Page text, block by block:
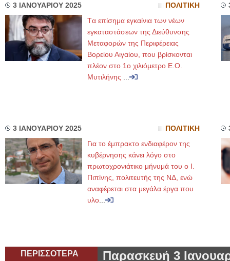
3 ΙΑΝΟΥΑΡΙΟΥ 2025 ΠΟΛΙΤΙΚΗ
Tα επίσημα εγκαίνια των νέων
εγκαταστάσεων της Διεύθυνσης
Μεταφορών της Περιφέρειας
Βορείου Αιγαίου, που βρίσκονται
πλέον στο 1ο χιλιόμετρο Ε.Ο.
Μυτιλήνης
3 ΙΑΝΟΥΑΡΙΟΥ 2025 ΠΟΛΙΤΙΚΗ
Για το έμπρακτο ενδιαφέρον της
κυβέρνησης κάνει λόγο στο
πρωτοχρονιάτικο μήνυμά του ο Ι.
Πιπίνης, πολιτευτής της ΝΔ, ενώ
αναφέρεται στα μεγάλα έργα που
υλο
ΠΕΡΙΣΣΟΤΕΡΑ Παρασκευή 3